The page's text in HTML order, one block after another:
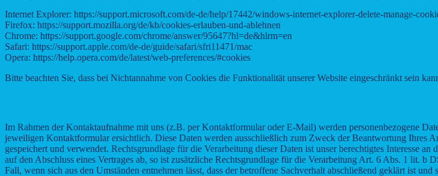
Internet Explorer: https://support.microsoft.com/de-de/help/17442/windows-internet-explorer-delete-manage-
Firefox: https://support.mozilla.org/de/kb/cookies-erlauben-und-ablehnen
Chrome: https://support.google.com/chrome/answer/95647?hl=de&hlrm=en
Safari: https://support.apple.com/de-de/guide/safari/sfri11471/mac
Opera: https://help.opera.com/de/latest/web-preferences/#cookies
Bitte beachten Sie, dass bei Nichtannahme von Cookies die Funktionalität unserer Website eingeschränkt sein
Im Rahmen der Kontaktaufnahme mit uns (z.B. per Kontaktformular oder E-Mail) werden personenbezogene
jeweiligen Kontaktformular ersichtlich. Diese Daten werden ausschließlich zum Zweck der Beantwortung Ihres
gespeichert und verwendet. Rechtsgrundlage für die Verarbeitung dieser Daten ist unser berechtigtes
auf den Abschluss eines Vertrages ab, so ist zusätzliche Rechtsgrundlage für die Verarbeitung Art. 6 Abs. 1 lit.
Fall, wenn sich aus den Umständen entnehmen lässt, dass der betroffene Sachverhalt abschließend geklärt ist